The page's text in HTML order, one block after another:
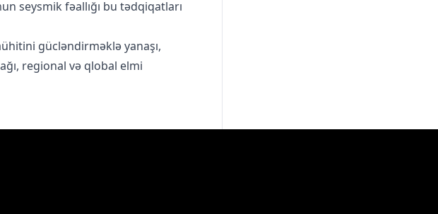
seysmik fəallığı bu tədqiqatları
gücləndirməklə yanaşı,
regional və qlobal elmi